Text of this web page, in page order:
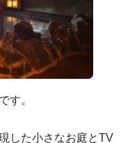
す。
した小さなお庭とTV